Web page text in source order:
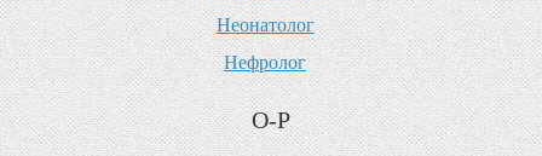
Неонатолог
Нефролог
О-Р